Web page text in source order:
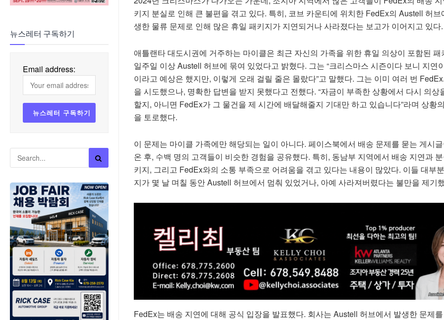
뉴스레터 구독하기
Email address:
키지 분실로 인해 큰 불편을 겪고 있다. 특히, 코브 카운티에 위치한 FedEx의 Austell 허브
생한 물류 문제로 인해 많은 휴일 패키지가 지연되거나 사라졌다는 보고가 이어지고 있다.
애틀랜타 대도시권에 거주하는 마이클은 최근 자신의 가족을 위한 휴일 의상이 포함된 패
일주일 이상 Austell 허브에 묶여 있었다고 밝혔다. 그는 “크리스마스 시즌이다 보니 지연
이라고 예상은 했지만, 이렇게 오래 걸릴 줄은 몰랐다”고 말했다. 그는 이미 여러 번
을 시도했으나, 명확한 답변을 받지 못했다고 전했다. “자금이 부족한 상황에서 다시 의상
할지, 아니면 FedEx가 그 물건을 제 시간에 배달해줄지 기대만 하고 있습니다”라며 상황
을 토로했다.
이 문제는 마이클 가족에만 해당되는 일이 아니다. 페이스북에서 배송 문제를 묻는 게시
온 후, 수백 명의 고객들이 비슷한 경험을 공유했다. 특히, 동남부 지역에서 배송 지연과
키지, 그리고 FedEx와의 소통 부족으로 어려움을 겪고 있다는 내용이 많았다. 이들 대부
지가 몇 날 며칠 동안 Austell 허브에서 멈춰 있었거나, 아예 사라져버렸다는 불만을 제기
FedEx는 배송 지연에 대해 공식 입장을 발표했다. 회사는 Austell 허브에서 발생한 문제